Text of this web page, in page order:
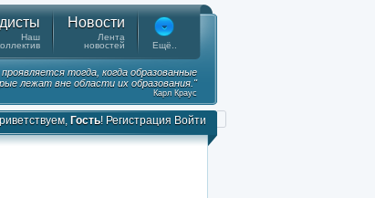
Наш
Новости
Лента
новостей
Ещё..
тогда, когда образованные
лежат вне области их образования."
Карл Краус
Гость! Регистрация Войти